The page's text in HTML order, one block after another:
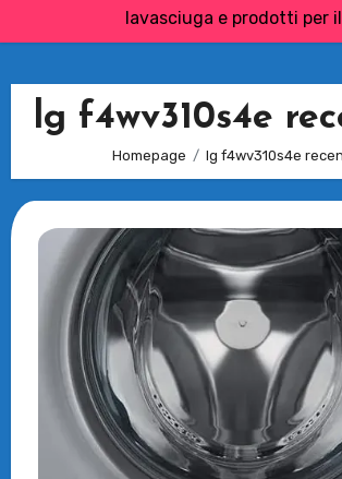
lavasciuga e prodotti per
lg f4wv310s4e
Homepage lg f4wv310s4e